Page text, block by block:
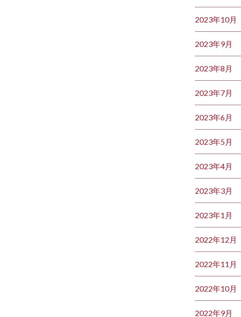
2023年10月
2023年9月
2023年8月
2023年7月
2023年6月
2023年5月
2023年4月
2023年3月
2023年1月
2022年12月
2022年11月
2022年10月
2022年9月